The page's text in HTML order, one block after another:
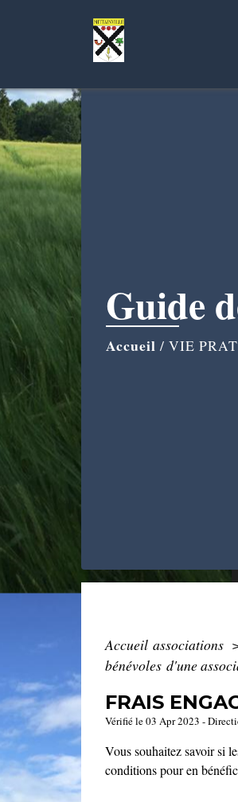
Guide
Accueil / VIE
Accueil associations
bénévoles d'une
FRAIS
Vérifié le 03 Apr 2023 -
Vous souhaitez savoir si
conditions pour en